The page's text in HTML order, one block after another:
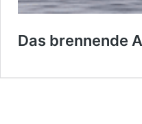
Das brennende